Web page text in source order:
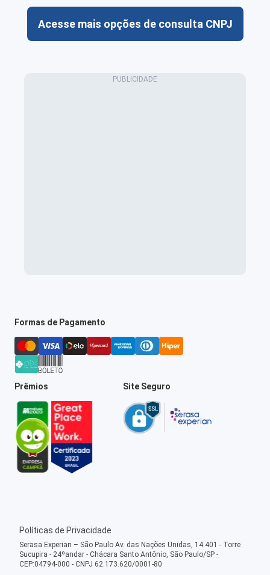
Acesse mais opções de consulta CNPJ
Formas de Pagamento
Prêmios Site Seguro
Políticas de Privacidade
Serasa Experian – São Paulo Av. das Nações Unidas, 14.401 - Torre
Sucupira - 24ºandar - Chácara Santo Antônio, São Paulo/SP -
CEP:04794-000 - CNPJ 62.173.620/0001-80